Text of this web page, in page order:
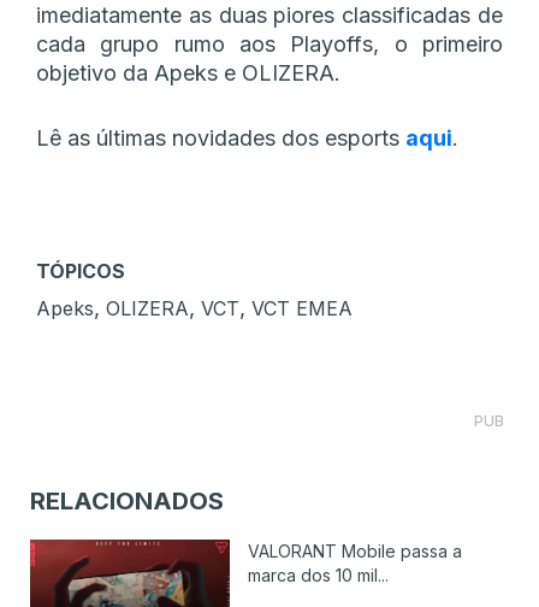
imediatamente as duas piores classificadas de
cada grupo rumo aos Playoffs, o primeiro
objetivo da Apeks e OLIZERA.
Lê as últimas novidades dos esports aqui.
TÓPICOS
Apeks, OLIZERA, VCT, VCT EMEA
PUB
RELACIONADOS
VALORANT Mobile passa a
marca dos 10 mil...